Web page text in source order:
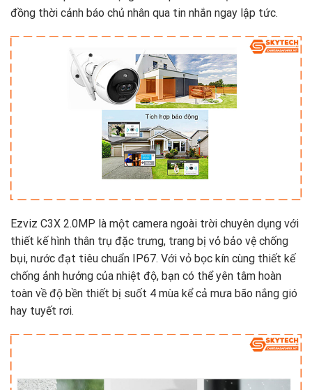
đồng thời cảnh báo chủ nhân qua tin nhắn ngay lập tức.
Ezviz C3X 2.0MP là một camera ngoài trời chuyên dụng với
thiết kế hình thân trụ đặc trưng, trang bị vỏ bảo vệ chống
bụi, nước đạt tiêu chuẩn IP67. Với vỏ bọc kín cùng thiết kế
chống ảnh hưởng của nhiệt độ, bạn có thể yên tâm hoàn
toàn về độ bền thiết bị suốt 4 mùa kể cả mưa bão nắng gió
hay tuyết rơi.